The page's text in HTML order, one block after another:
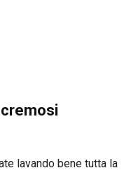
lavando bene tutta la